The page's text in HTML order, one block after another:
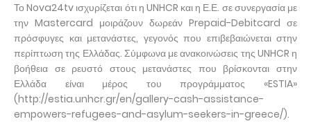
Το Nova24tv ισχυρίζεται ότι η UNHCR και η Ε.Ε. σε συνεργασία με
την Mastercard μοιράζουν δωρεάν Prepaid-Debitcard σε
πρόσφυγες και μετανάστες, γεγονός που επιβεβαιώνεται στην
περίπτωση της Ελλάδας. Σύμφωνα με ανακοινώσεις της UNHCR η
βοήθεια σε ρευστό στους μετανάστες που βρίσκονται στην
Ελλάδα είναι μέρος του προγράμματος «ESTIA»
(http://estia.unhcr.gr/en/gallery-cash-assistance-
empowers-refugees-and-asylum-seekers-in-greece/).